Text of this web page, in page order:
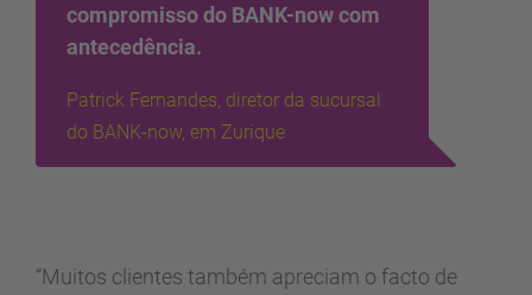
compromisso do BANK-now com
antecedência.
Patrick Fernandes, diretor da sucursal
do BANK-now, em Zurique
“Muitos clientes também apreciam o facto de